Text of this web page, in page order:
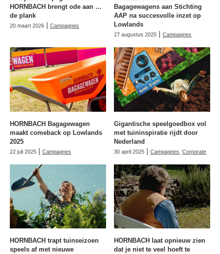
HORNBACH brengt ode aan …
de plank
20 maart 2026 | Campagnes
Bagagewagens aan Stichting
AAP na succesvolle inzet op
Lowlands
27 augustus 2025 | Campagnes
HORNBACH Bagagewagen
maakt comeback op Lowlands
2025
22 juli 2025 | Campagnes
Gigantische speelgoedbox vol
met tuininspiratie rijdt door
Nederland
30 april 2025 | Campagnes Corporate
HORNBACH trapt tuinseizoen
speels af met nieuwe
HORNBACH laat opnieuw zien
dat je niet te veel hoeft te